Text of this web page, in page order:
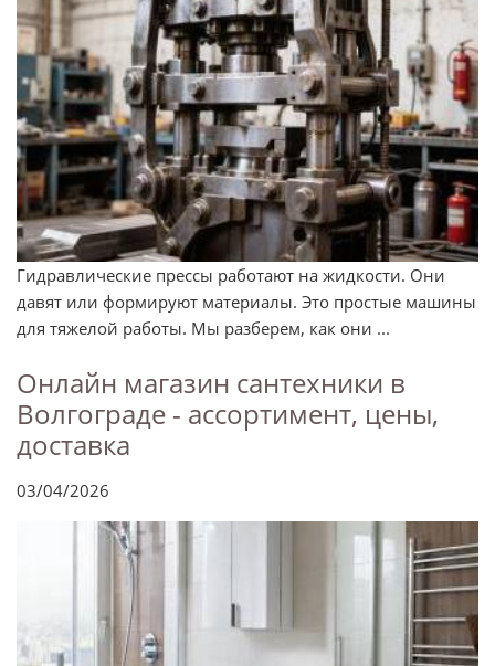
Гидравлические прессы работают на жидкости. Они
давят или формируют материалы. Это простые машины
для тяжелой работы. Мы разберем, как они ...
Онлайн магазин сантехники в
Волгограде - ассортимент, цены,
доставка
03/04/2026